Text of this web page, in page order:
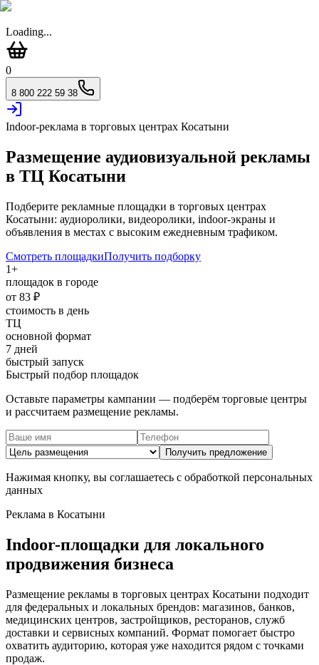
Loading...
0
8 800 222 59 38
Indoor-реклама в торговых центрах Косатыни
Размещение аудиовизуальной рекламы
в ТЦ Косатыни
Подберите рекламные площадки в торговых центрах
Косатыни: аудиоролики, видеоролики, indoor-экраны и
объявления в местах с высоким ежедневным трафиком.
Смотреть площадкиПолучить подборку
1+
площадок в городе
от 83 ₽
стоимость в день
ТЦ
основной формат
7 дней
быстрый запуск
Быстрый подбор площадок
Оставьте параметры кампании — подберём торговые центры
и рассчитаем размещение рекламы.
Получить предложение
Нажимая кнопку, вы соглашаетесь с обработкой персональных
данных
Реклама в Косатыни
Indoor-площадки для локального
продвижения бизнеса
Размещение рекламы в торговых центрах Косатыни подходит
для федеральных и локальных брендов: магазинов, банков,
медицинских центров, застройщиков, ресторанов, служб
доставки и сервисных компаний. Формат помогает быстро
охватить аудиторию, которая уже находится рядом с точками
продаж.